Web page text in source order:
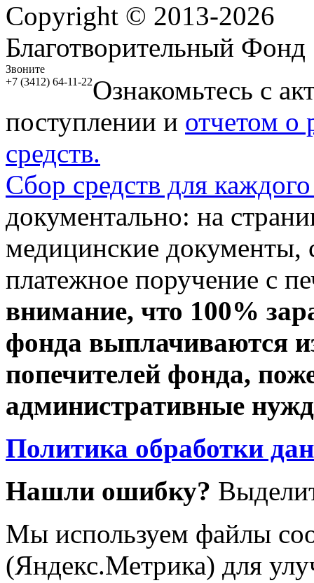
Copyright © 2013-2026
Благотворительный
Звоните
+7 (3412) 64-11-22Ознакомьтесь с
поступлении и отчетом о
средств.
Сбор средств для
документально: на
медицинские документы,
платежное поручение с
внимание, что 100%
фонда выплачиваются
попечителей фонда,
административные
Политика обработки
Нашли ошибку?
Мы используем файлы
(Яндекс.Метрика) для